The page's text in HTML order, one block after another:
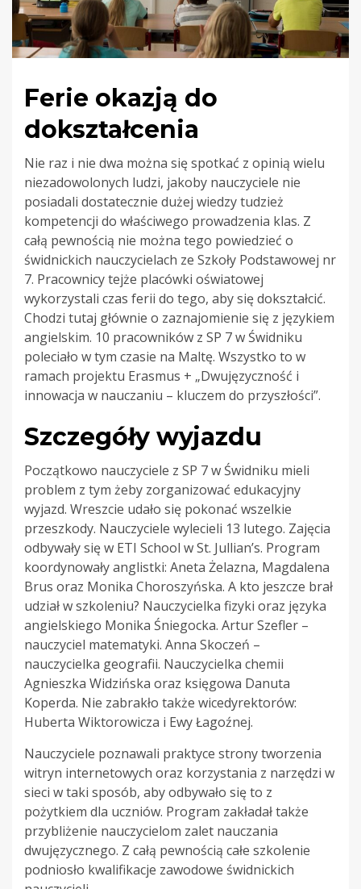
Ferie okazją do
dokształcenia
Nie raz i nie dwa można się spotkać z opinią wielu
niezadowolonych ludzi, jakoby nauczyciele nie
posiadali dostatecznie dużej wiedzy tudzież
kompetencji do właściwego prowadzenia klas. Z
całą pewnością nie można tego powiedzieć o
świdnickich nauczycielach ze Szkoły Podstawowej nr
7. Pracownicy tejże placówki oświatowej
wykorzystali czas ferii do tego, aby się dokształcić.
Chodzi tutaj głównie o zaznajomienie się z językiem
angielskim. 10 pracowników z SP 7 w Świdniku
poleciało w tym czasie na Maltę. Wszystko to w
ramach projektu Erasmus + „Dwujęzyczność i
innowacja w nauczaniu – kluczem do przyszłości”.
Szczegóły wyjazdu
Początkowo nauczyciele z SP 7 w Świdniku mieli
problem z tym żeby zorganizować edukacyjny
wyjazd. Wreszcie udało się pokonać wszelkie
przeszkody. Nauczyciele wylecieli 13 lutego. Zajęcia
odbywały się w ETI School w St. Jullian’s. Program
koordynowały anglistki: Aneta Żelazna, Magdalena
Brus oraz Monika Choroszyńska. A kto jeszcze brał
udział w szkoleniu? Nauczycielka fizyki oraz języka
angielskiego Monika Śniegocka. Artur Szefler –
nauczyciel matematyki. Anna Skoczeń –
nauczycielka geografii. Nauczycielka chemii
Agnieszka Widzińska oraz księgowa Danuta
Koperda. Nie zabrakło także wicedyrektorów:
Huberta Wiktorowicza i Ewy Łagoźnej.
Nauczyciele poznawali praktyce strony tworzenia
witryn internetowych oraz korzystania z narzędzi w
sieci w taki sposób, aby odbywało się to z
pożytkiem dla uczniów. Program zakładał także
przybliżenie nauczycielom zalet nauczania
dwujęzycznego. Z całą pewnością całe szkolenie
podniosło kwalifikacje zawodowe świdnickich